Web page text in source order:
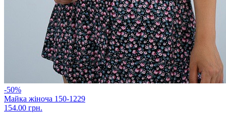
-50%
Майка жіноча 150-1229
154.00 грн.